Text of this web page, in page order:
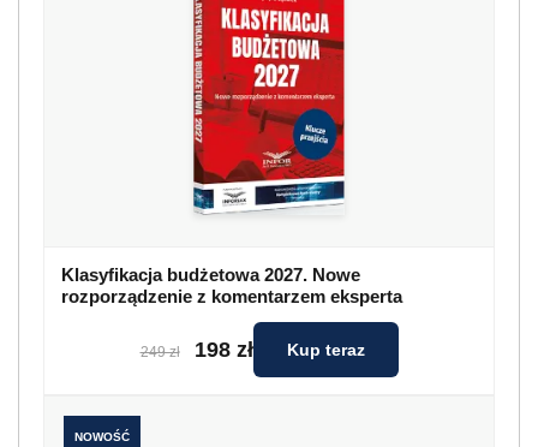
Klasyfikacja budżetowa 2027. Nowe
rozporządzenie z komentarzem eksperta
249 zł 198 zł Kup teraz
NOWOŚĆ